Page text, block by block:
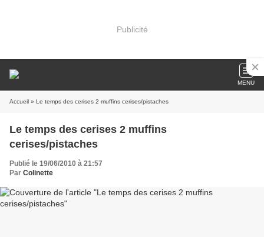
Publicité
MENU
Accueil » Le temps des cerises 2 muffins cerises/pistaches
Le temps des cerises 2 muffins
cerises/pistaches
Publié le 19/06/2010 à 21:57
Par Colinette